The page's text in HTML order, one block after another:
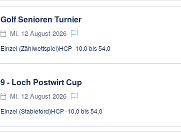
Golf Senioren Turnier
Mi. 12 August 2026
Einzel (Zählwettspiel)HCP -10,0 bis 54,0
9 - Loch Postwirt Cup
Mi. 12 August 2026
Einzel (Stableford)HCP -10,0 bis 54,0